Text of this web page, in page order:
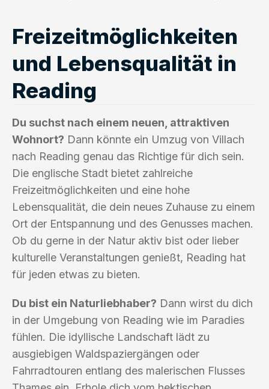
Freizeitmöglichkeiten
und Lebensqualität in
Reading
Du suchst nach einem neuen, attraktiven
Wohnort? Dann könnte ein Umzug von Villach
nach Reading genau das Richtige für dich sein.
Die englische Stadt bietet zahlreiche
Freizeitmöglichkeiten und eine hohe
Lebensqualität, die dein neues Zuhause zu einem
Ort der Entspannung und des Genusses machen.
Ob du gerne in der Natur aktiv bist oder lieber
kulturelle Veranstaltungen genießt, Reading hat
für jeden etwas zu bieten.
Du bist ein Naturliebhaber? Dann wirst du dich
in der Umgebung von Reading wie im Paradies
fühlen. Die idyllische Landschaft lädt zu
ausgiebigen Waldspaziergängen oder
Fahrradtouren entlang des malerischen Flusses